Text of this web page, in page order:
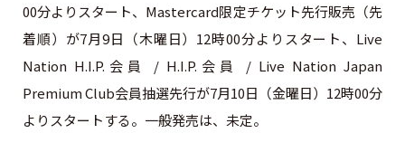
00分よりスタート、Mastercard限定チケット先行販売（先
着順）が7月9日（木曜日）12時00分よりスタート、Live
Nation H.I.P.会員 / H.I.P.会員 / Live Nation Japan
Premium Club会員抽選先行が7月10日（金曜日）12時00分
よりスタートする。一般発売は、未定。